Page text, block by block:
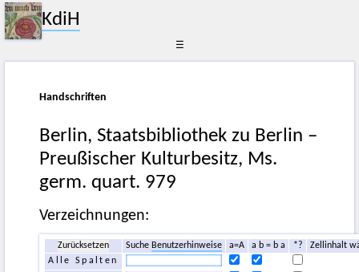
KdiH
☰
Handschriften
Berlin, Staatsbibliothek zu Berlin –
Preußischer Kulturbesitz, Ms.
germ. quart. 979
Verzeichnungen:
Zurücksetzen SucheBenutzerhinweise a=A a b = b a *?
Zellinhalt
Alle Spalten